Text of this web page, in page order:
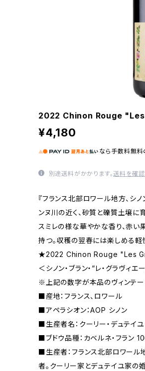
2022 Chinon Rouge
¥4,180
なら 手数料無料
別途送料がかかります。送料を確認
『フランス北部ロワール地方、シ
ンヌ川の近く、砂質と礫質土壌に
スミレの様な華やかな香り、赤
持つ。収穫の翌春には楽しめる軽
★2022 Chinon Rouge "Les
＜シノン・ブラン・“レ・グラヴィ
※上記の数字が本品のヴィンテー
■産地：フランス、ロワール
■アペラシオン：AOP シノン
■生産者名：クーリー・デュテイユ
■ブドウ品種：カベルネ・フラン
■生産者：フランス北部ロワール
者。クーリー家とデュテイユ家の